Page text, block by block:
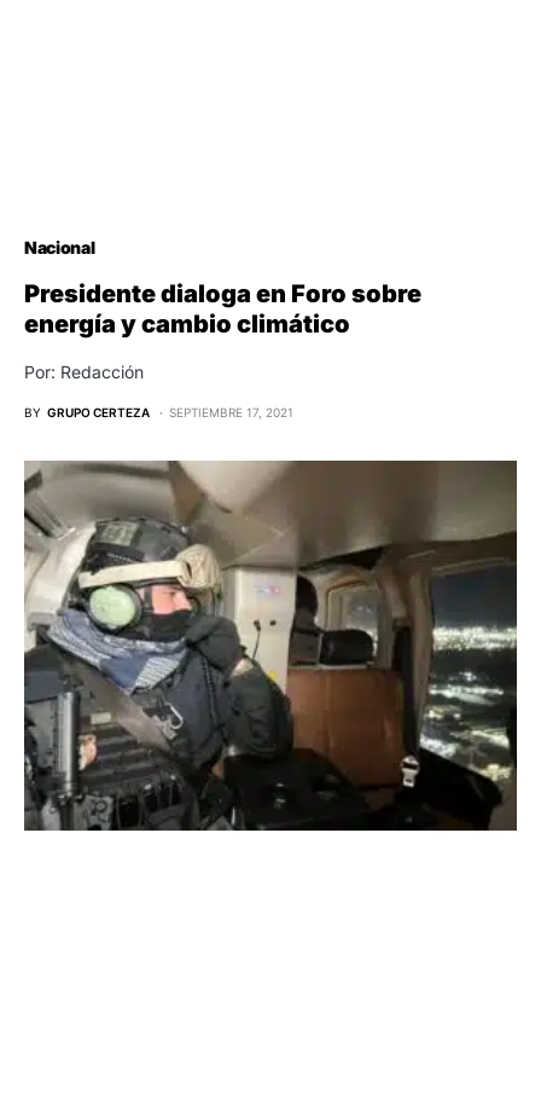
Nacional
Presidente dialoga en Foro sobre
energía y cambio climático
Por: Redacción
BY GRUPO CERTEZA SEPTIEMBRE 17, 2021